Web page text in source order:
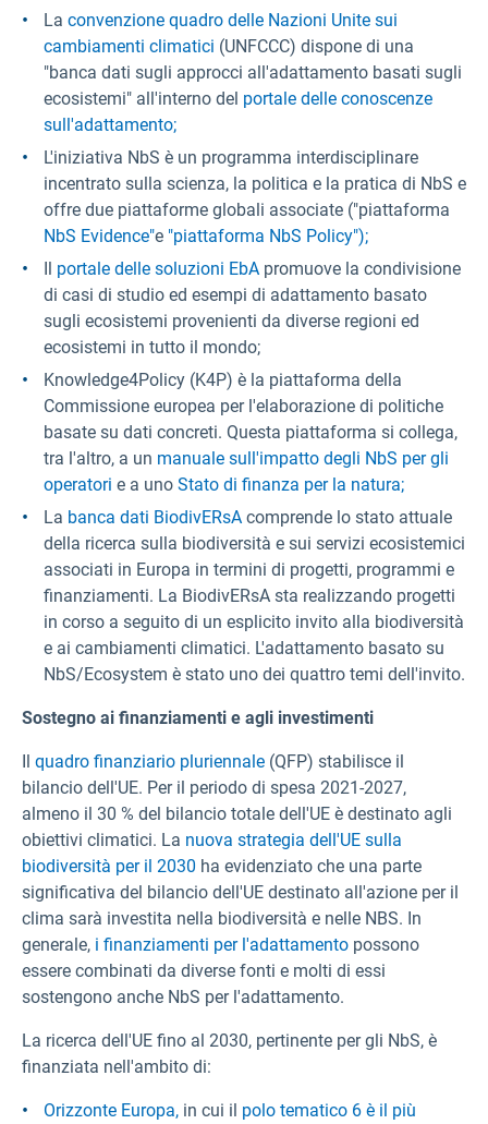
La convenzione quadro delle Nazioni Unite sui
cambiamenti climatici (UNFCCC) dispone di una
"banca dati sugli approcci all'adattamento basati sugli
ecosistemi" all'interno del portale delle conoscenze
sull'adattamento;
L'iniziativa NbS è un programma interdisciplinare
incentrato sulla scienza, la politica e la pratica di NbS e
offre due piattaforme globali associate ("piattaforma
NbS Evidence"e "piattaforma NbS Policy");
Il portale delle soluzioni EbA promuove la condivisione
di casi di studio ed esempi di adattamento basato
sugli ecosistemi provenienti da diverse regioni ed
ecosistemi in tutto il mondo;
Knowledge4Policy (K4P) è la piattaforma della
Commissione europea per l'elaborazione di politiche
basate su dati concreti. Questa piattaforma si collega,
tra l'altro, a un manuale sull'impatto degli NbS per gli
operatori e a uno Stato di finanza per la natura;
La banca dati BiodivERsA comprende lo stato attuale
della ricerca sulla biodiversità e sui servizi ecosistemici
associati in Europa in termini di progetti, programmi e
finanziamenti. La BiodivERsA sta realizzando progetti
in corso a seguito di un esplicito invito alla biodiversità
e ai cambiamenti climatici. L'adattamento basato su
NbS/Ecosystem è stato uno dei quattro temi dell'invito.
Sostegno ai finanziamenti e agli investimenti
Il quadro finanziario pluriennale (QFP) stabilisce il
bilancio dell'UE. Per il periodo di spesa 2021-2027,
almeno il 30 % del bilancio totale dell'UE è destinato agli
obiettivi climatici. La nuova strategia dell'UE sulla
biodiversità per il 2030 ha evidenziato che una parte
significativa del bilancio dell'UE destinato all'azione per il
clima sarà investita nella biodiversità e nelle NBS. In
generale, i finanziamenti per l'adattamento possono
essere combinati da diverse fonti e molti di essi
sostengono anche NbS per l'adattamento.
La ricerca dell'UE fino al 2030, pertinente per gli NbS, è
finanziata nell'ambito di:
Orizzonte Europa, in cui il polo tematico 6 è il più